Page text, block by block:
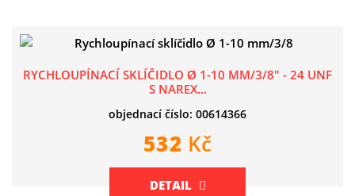
RYCHLOUPÍNACÍ SKLÍČIDLO Ø 1-10 MM/3/8" - 24 UNF
S NAREX...
objednací číslo: 00614366
532 Kč
DETAIL